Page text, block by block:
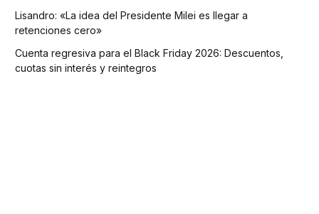
Lisandro: «La idea del Presidente Milei es llegar a
retenciones cero»
Cuenta regresiva para el Black Friday 2026: Descuentos,
cuotas sin interés y reintegros